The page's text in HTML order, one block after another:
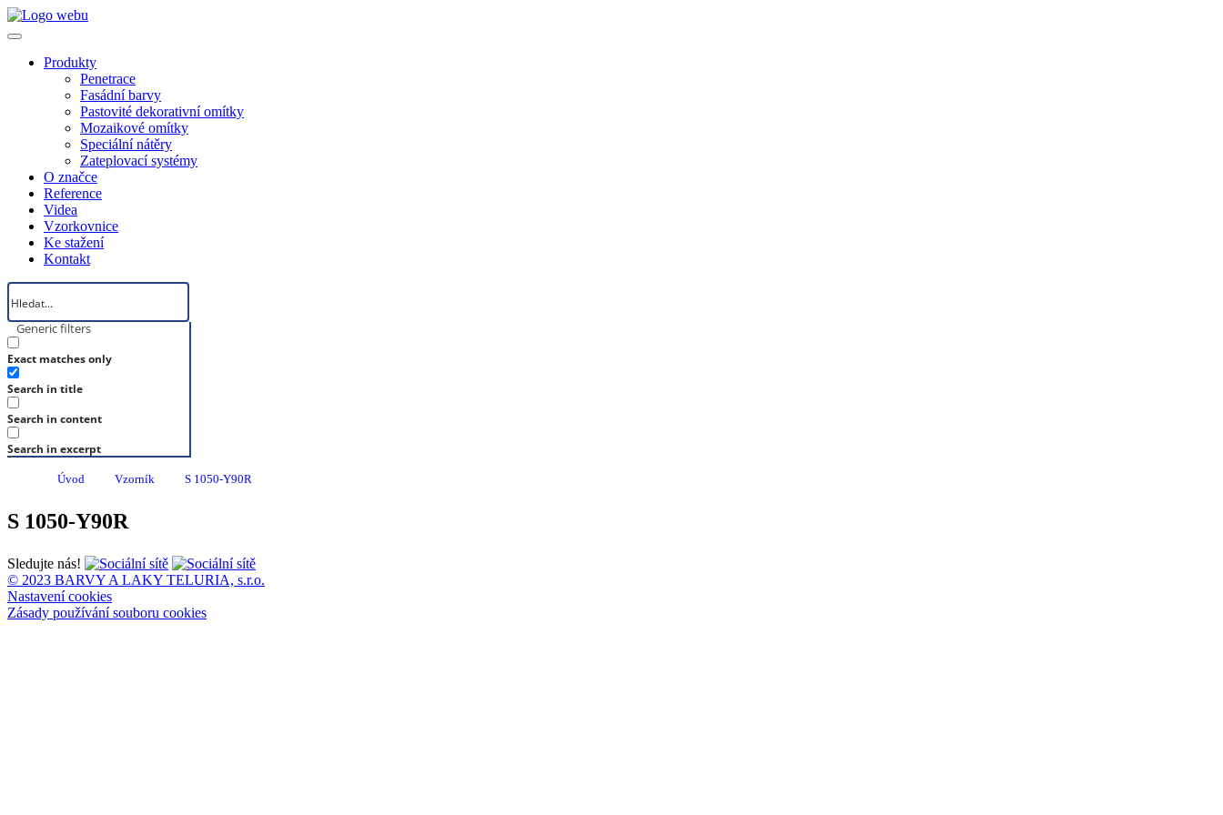
Produkty
Penetrace
Fasádní barvy
Pastovité dekorativní omítky
Mozaikové omítky
Speciální nátěry
Zateplovací systémy
O značce
Reference
Videa
Vzorkovnice
Ke stažení
Kontakt
Generic filters
Exact matches only
Search in title
Search in content
Search in excerpt
Úvod Vzorník S 1050-Y90R
S 1050-Y90R
Sledujte nás!
© 2023 BARVY A LAKY TELURIA, s.r.o.
Nastavení cookies
Zásady používání souboru cookies